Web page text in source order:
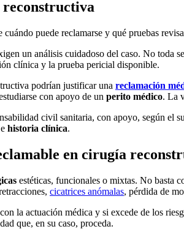
reconstructiva
puede reclamarse y qué pruebas
un análisis cuidadoso del caso. No toda
clínica y la prueba pericial disponible.
podrían justificar una reclamación
con apoyo de un perito médico. La
civil sanitaria, con apoyo, según el
historia clínica.
en cirugía
estéticas, funcionales o mixtas. No basta
cicatrices anómalas, pérdida de
la actuación médica y si excede de los
que, en su caso, proceda.